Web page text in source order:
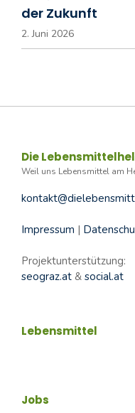
der Zukunft
2. Juni 2026
Die
Weil uns Lebensmittel am
Impressum |
Projektunterstützung:
seograz.at & social.at
Lebensmittel
Jobs